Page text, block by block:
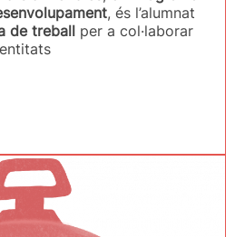
, és l’alumnat
de treball per a col·laborar